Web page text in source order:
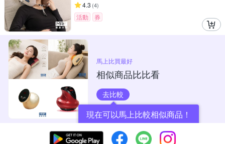
4.3 (4)
活動 券
馬上比買最好
相似商品比比看
去比較
現在可以馬上比較相似商品！